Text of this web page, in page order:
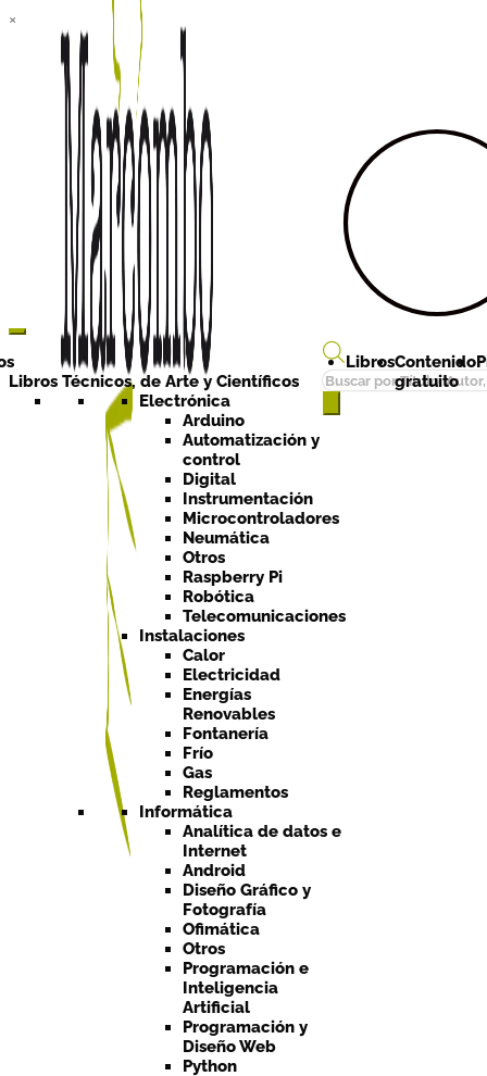
×
Búsqueda
de
Libros Técnicos, de Arte y Científicos
Electrónica
Arduino
Automatización y
control
Digital
Instrumentación
Microcontroladores
Neumática
Otros
Raspberry Pi
Robótica
Telecomunicaciones
Instalaciones
Calor
Electricidad
Energías
Renovables
Fontanería
Frío
Gas
Reglamentos
Informática
Analítica de datos e
Internet
Android
Diseño Gráfico y
Fotografía
Ofimática
Otros
Programación e
Inteligencia
Artificial
Programación y
Diseño Web
Python
LibrosContenido
gratuito